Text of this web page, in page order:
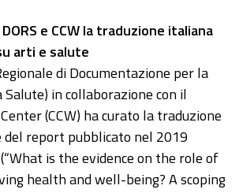
e CCW la traduzione italiana
arti e salute
di Documentazione per la
in collaborazione con il
(CCW) ha curato la traduzione
report pubblicato nel 2019
is the evidence on the role of
health and well-being? A scoping